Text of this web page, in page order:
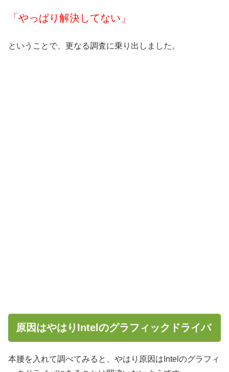
「やっぱり解決してない」
ということで、更なる調査に乗り出しました。
原因はやはりIntelのグラフィックドライバ
本腰を入れて調べてみると、やはり原因はIntelのグラフィ